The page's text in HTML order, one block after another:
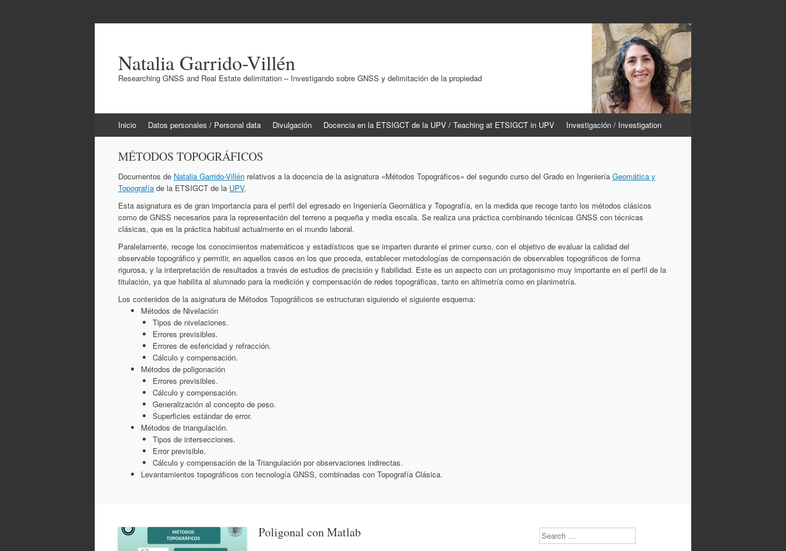
Natalia Garrido-Villén
Researching GNSS and Real Estate delimitation – Investigando sobre GNSS y delimitación de la propiedad
al
contenido
Inicio Datos personales / Personal data Divulgación Docencia en la ETSIGCT de la UPV / Teaching at ETSIGCT in UPV Investigación / Investigation
MÉTODOS TOPOGRÁFICOS
Documentos de Natalia Garrido-Villén relativos a la docencia de la asignatura «Métodos Topográficos» del segundo curso del Grado en Ingeniería Geomática y
Topografía de la ETSIGCT de la UPV.
Esta asignatura es de gran importancia para el perfil del egresado en Ingeniería Geomática y Topografía, en la medida que recoge tanto los métodos clásicos
como de GNSS necesarios para la representación del terreno a pequeña y media escala. Se realiza una práctica combinando técnicas GNSS con técnicas
clásicas, que es la práctica habitual actualmente en el mundo laboral.
Paralelamente, recoge los conocimientos matemáticos y estadísticos que se imparten durante el primer curso, con el objetivo de evaluar la calidad del
observable topográfico y permitir, en aquellos casos en los que proceda, establecer metodologías de compensación de observables topográficos de forma
rigurosa, y la interpretación de resultados a través de estudios de precisión y fiabilidad. Este es un aspecto con un protagonismo muy importante en el perfil de la
titulación, ya que habilita al alumnado para la medición y compensación de redes topográficas, tanto en altimetría como en planimetría.
Los contenidos de la asignatura de Métodos Topográficos se estructuran siguiendo el siguiente esquema:
Métodos de Nivelación
Tipos de nivelaciones.
Errores previsibles.
Errores de esfericidad y refracción.
Cálculo y compensación.
Métodos de poligonación
Errores previsibles.
Cálculo y compensación.
Generalización al concepto de peso.
Superficies estándar de error.
Métodos de triangulación.
Tipos de intersecciones.
Error previsible.
Cálculo y compensación de la Triangulación por observaciones indirectas.
Levantamientos topográficos con tecnología GNSS, combinadas con Topografía Clásica.
Poligonal con Matlab Search